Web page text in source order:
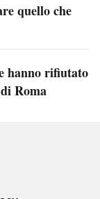
quello che
hanno rifiutato
Roma